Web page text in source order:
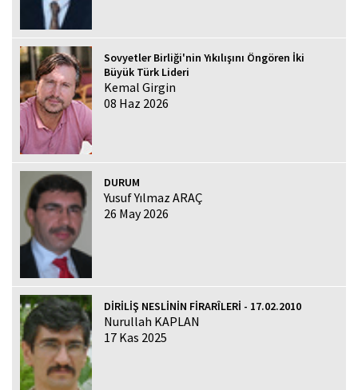
Sovyetler Birliği'nin Yıkılışını Öngören İki
Büyük Türk Lideri
Kemal Girgin
08 Haz 2026
DURUM
Yusuf Yılmaz ARAÇ
26 May 2026
DİRİLİŞ NESLİNİN FİRARÎLERİ - 17.02.2010
Nurullah KAPLAN
17 Kas 2025